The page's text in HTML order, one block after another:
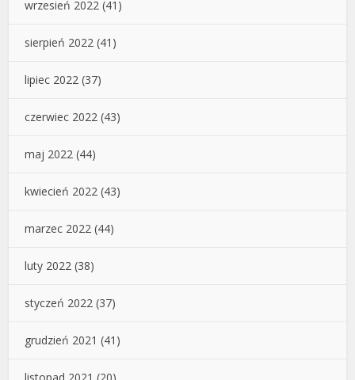
wrzesień 2022 (41)
sierpień 2022 (41)
lipiec 2022 (37)
czerwiec 2022 (43)
maj 2022 (44)
kwiecień 2022 (43)
marzec 2022 (44)
luty 2022 (38)
styczeń 2022 (37)
grudzień 2021 (41)